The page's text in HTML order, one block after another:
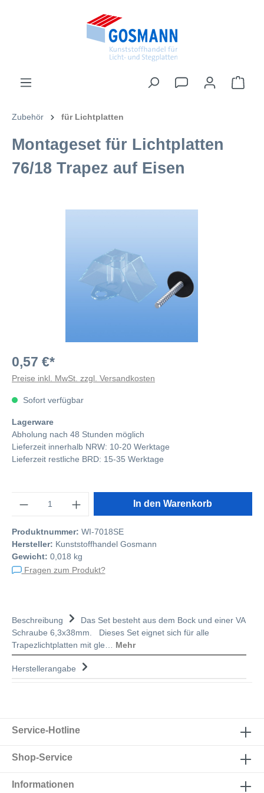
Zubehör für Lichtplatten
Montageset für Lichtplatten
76/18 Trapez auf Eisen
0,57 €*
Preise inkl. MwSt. zzgl. Versandkosten
Sofort verfügbar
Lagerware
Abholung nach 48 Stunden möglich
Lieferzeit innerhalb NRW: 10-20 Werktage
Lieferzeit restliche BRD: 15-35 Werktage
In den Warenkorb
Produktnummer: WI-7018SE
Hersteller: Kunststoffhandel Gosmann
Gewicht: 0,018 kg
Fragen zum Produkt?
Beschreibung
Das Set besteht aus dem Bock und einer VA
Schraube 6,3x38mm. Dieses Set eignet sich für alle
Trapezlichtplatten mit gle… Mehr
Herstellerangabe
Service-Hotline
Shop-Service
Informationen